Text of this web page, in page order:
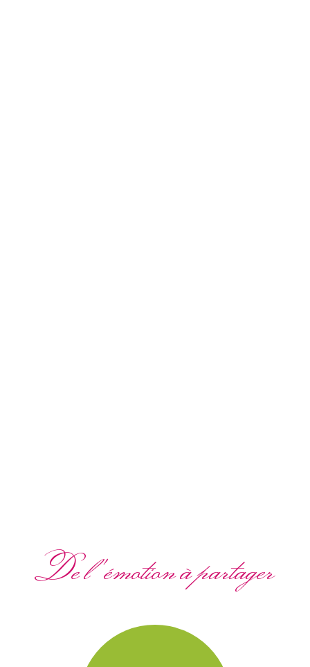
De l'émotion à partager